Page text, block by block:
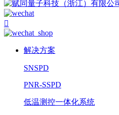

解决方案
SNSPD
PNR-SSPD
低温测控一体化系统